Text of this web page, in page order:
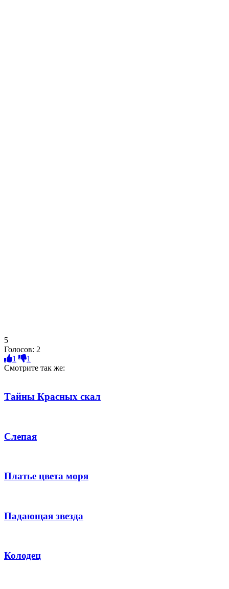
5
Голосов: 2
1
1
Смотрите так же:
Тайны Красных скал
Слепая
Платье цвета моря
Падающая звезда
Колодец